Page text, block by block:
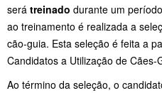
será treinado durante um
ao treinamento é realizada a
cão-guia. Esta seleção é feita a
Candidatos a Utilização de
Ao término da seleção, o